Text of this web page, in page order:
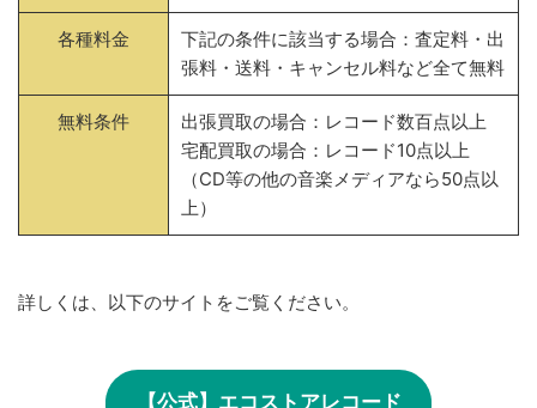
各種料金
下記の条件に該当する場合：査定料・出
張料・送料・キャンセル料など全て無料
無料条件
出張買取の場合：レコード数百点以上
宅配買取の場合：レコード10点以上
（CD等の他の音楽メディアなら50点以
上）
詳しくは、以下のサイトをご覧ください。
【公式】エコストアレコード